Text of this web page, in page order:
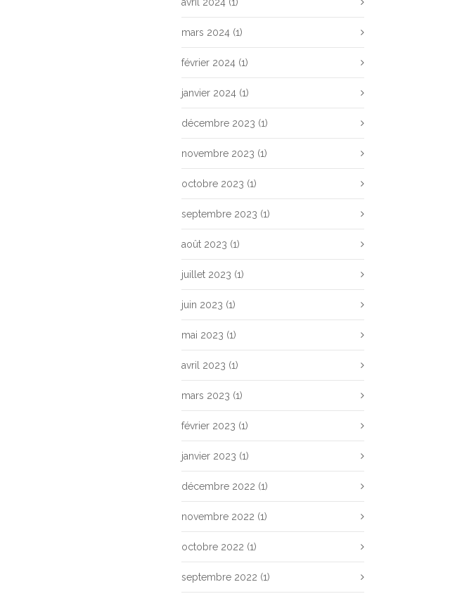
mars 2024 (1)
février 2024 (1)
janvier 2024 (1)
décembre 2023 (1)
novembre 2023 (1)
octobre 2023 (1)
septembre 2023 (1)
août 2023 (1)
juillet 2023 (1)
juin 2023 (1)
mai 2023 (1)
avril 2023 (1)
mars 2023 (1)
février 2023 (1)
janvier 2023 (1)
décembre 2022 (1)
novembre 2022 (1)
octobre 2022 (1)
septembre 2022 (1)